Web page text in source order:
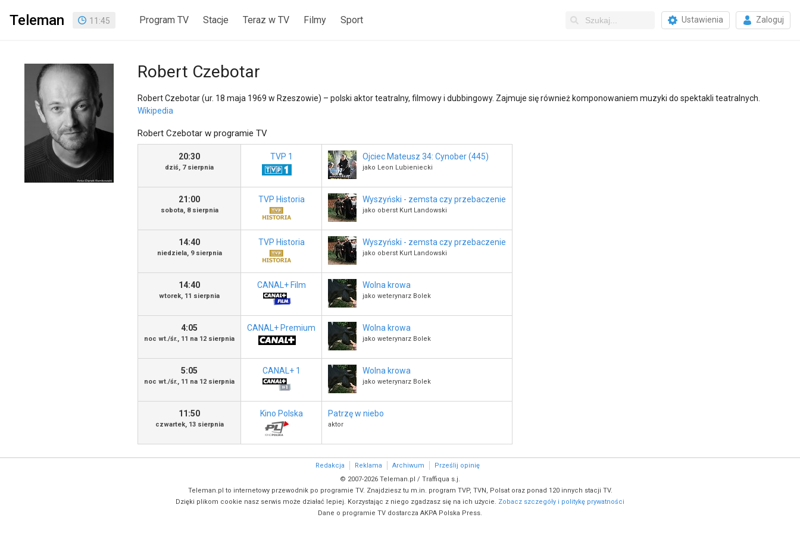
Teleman 11 :45 Program TV Stacje Teraz w TV Filmy Sport Ustawienia Zaloguj
Robert Czebotar
Robert Czebotar (ur. 18 maja 1969 w Rzeszowie) – polski aktor teatralny, filmowy i dubbingowy. Zajmuje się również komponowaniem muzyki do spektakli teatralnych.
Wikipedia
Robert Czebotar w programie TV
20:30
dziś, 7 sierpnia
TVP 1 Ojciec Mateusz 34: Cynober (445)
jako Leon Lubieniecki
21:00
sobota, 8 sierpnia
TVP Historia Wyszyński - zemsta czy przebaczenie
jako oberst Kurt Landowski
14:40
niedziela, 9 sierpnia
TVP Historia Wyszyński - zemsta czy przebaczenie
jako oberst Kurt Landowski
14:40
wtorek, 11 sierpnia
CANAL+ Film Wolna krowa
jako weterynarz Bolek
4:05
noc wt./śr., 11 na 12 sierpnia
CANAL+ Premium Wolna krowa
jako weterynarz Bolek
5:05
noc wt./śr., 11 na 12 sierpnia
CANAL+ 1 Wolna krowa
jako weterynarz Bolek
11:50
czwartek, 13 sierpnia
Kino Polska Patrzę w niebo
aktor
Redakcja Reklama Archiwum
Prześlij opinię
© 2007-2026 Teleman.pl / Traffiqua s.j.
Teleman.pl to internetowy przewodnik po programie TV. Znajdziesz tu m.in. program TVP, TVN, Polsat oraz ponad 120 innych stacji TV.
Dzięki plikom cookie nasz serwis może działać lepiej. Korzystając z niego zgadzasz się na ich użycie. Zobacz szczegóły i politykę prywatności
Dane o programie TV dostarcza AKPA Polska Press.